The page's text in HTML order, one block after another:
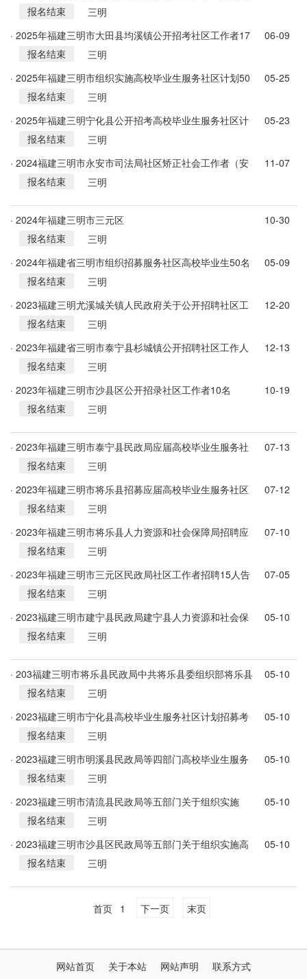
报名结束
三明
· 2025年福建三明市大田县均溪镇公开招考社区工作者17
名通告
06-09
报名结束
三明
· 2025年福建三明市组织实施高校毕业生服务社区计划50
人通知
05-25
报名结束
三明
· 2025年福建三明宁化县公开招考高校毕业生服务社区计
划5人公告
05-23
报名结束
三明
· 2024福建三明市永安市司法局社区矫正社会工作者（安
置帮教协理员）招聘5人公告
11-07
报名结束
三明
· 2024年福建三明市三元区
10-30
报名结束
三明
· 2024年福建省三明市组织招募服务社区高校毕业生50名
05-09
报名结束
三明
· 2023福建三明尤溪城关镇人民政府关于公开招聘社区工
作者4人公告
12-20
报名结束
三明
· 2023年福建省三明市泰宁县杉城镇公开招聘社区工作人
员2名
12-13
报名结束
三明
· 2023年福建三明市沙县区公开招录社区工作者10名
10-19
报名结束
三明
· 2023年福建三明市泰宁县民政局应届高校毕业生服务社
区就业招聘公告
07-13
报名结束
三明
· 2023年福建三明市将乐县招募应届高校毕业生服务社区
公告
07-12
报名结束
三明
· 2023年福建三明市将乐县人力资源和社会保障局招聘应
届高校毕业生充实社区工作者公告
07-10
报名结束
三明
· 2023年福建三明市三元区民政局社区工作者招聘15人告
07-05
报名结束
三明
· 2023福建三明市建宁县民政局建宁县人力资源和社会保
障局关于组织实施高校毕业生服务社区计划4人公告
05-10
报名结束
三明
· 203福建三明市将乐县民政局中共将乐县委组织部将乐县
财政局将乐县人力资源和社会保障局关于组织实施高校毕
业生3人服务社区通知
05-10
报名结束
三明
· 2023福建三明市宁化县高校毕业生服务社区计划招募考
核6人公告
05-10
报名结束
三明
· 2023福建三明市明溪县民政局等四部门高校毕业生服务
社区计划招募考核3人公告
05-10
报名结束
三明
· 2023福建三明市清流县民政局等五部门关于组织实施
2023年高校毕业生服务社区计划4人公告
05-10
报名结束
三明
· 2023福建三明市沙县区民政局等五部门关于组织实施高
校毕业生服务社区计划招募3人公告
05-10
报名结束
三明
首页 1 下一页 末页
网站首页 关于本站 网站声明
联系方式